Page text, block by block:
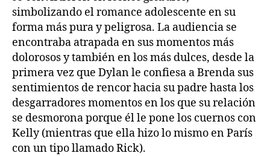
simbolizando el romance adolescente en su
forma más pura y peligrosa. La audiencia se
encontraba atrapada en sus momentos más
dolorosos y también en los más dulces, desde la
primera vez que Dylan le confiesa a Brenda sus
sentimientos de rencor hacia su padre hasta los
desgarradores momentos en los que su relación
se desmorona porque él le pone los cuernos con
Kelly (mientras que ella hizo lo mismo en París
con un tipo llamado Rick).